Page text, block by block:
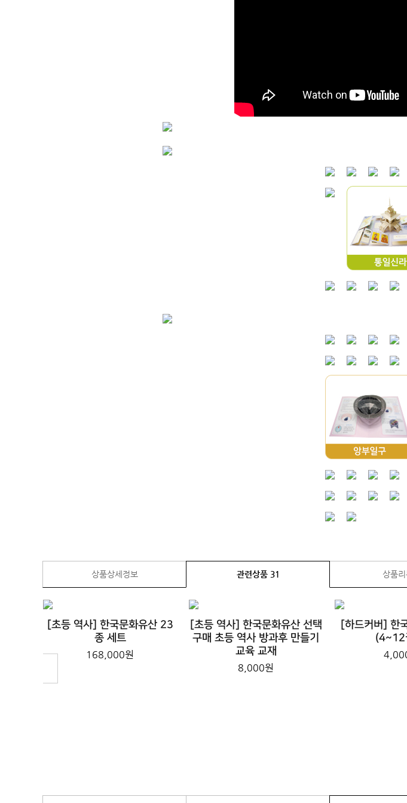
상품상세정보 관련상품 31 상품
[초등 역사] 한국문화유산 23
종 세트
168,000원
[초등 역사] 한국문화유산 선택
구매 초등 역사 방과후 만들기
교육 교재
8,000원
[하드커버] 한
(4~12